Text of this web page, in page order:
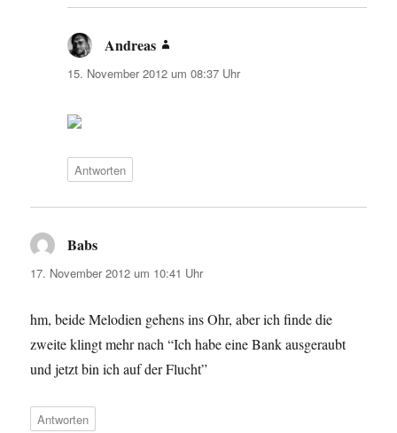
Andreas
15. November 2012 um 08:37 Uhr
Antworten
Babs
17. November 2012 um 10:41 Uhr
hm, beide Melodien gehens ins Ohr, aber ich finde die
zweite klingt mehr nach “Ich habe eine Bank ausgeraubt
und jetzt bin ich auf der Flucht”
Antworten